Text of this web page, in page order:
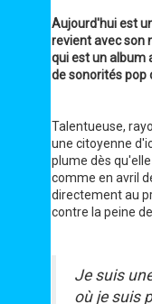
Aujourd'hui est
revient avec son
qui est un album
de sonorités pop
Talentueuse,
une citoyenne
plume dès
comme en avril
directement au
contre la peine
Je suis
où je suis